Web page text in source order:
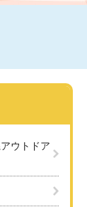
ウトドア